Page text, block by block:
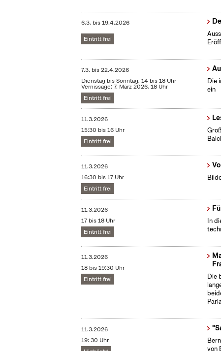
6.3. bis19.4.2026
Eintritt frei
7.3. bis22.4.2026
Dienstag bis Sonntag, 14 bis 18 Uhr
Vernissage: 7. März 2026, 18 Uhr
Eintritt frei
Die
ein
11.3.2026
15:30 bis 16 Uhr
Eintritt frei
11.3.2026
16:30 bis 17 Uhr
Eintritt frei
11.3.2026
17 bis 18 Uhr
Eintritt frei
In
11.3.2026
18 bis 19:30 Uhr
Eintritt frei
Die
11.3.2026
19: 30 Uhr
von